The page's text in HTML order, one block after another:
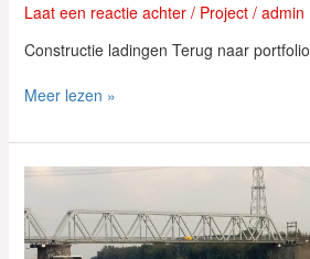
Laat een reactie achter / Project/ admin
Constructie ladingen Terug naar portfolio
Meer lezen »
Marco